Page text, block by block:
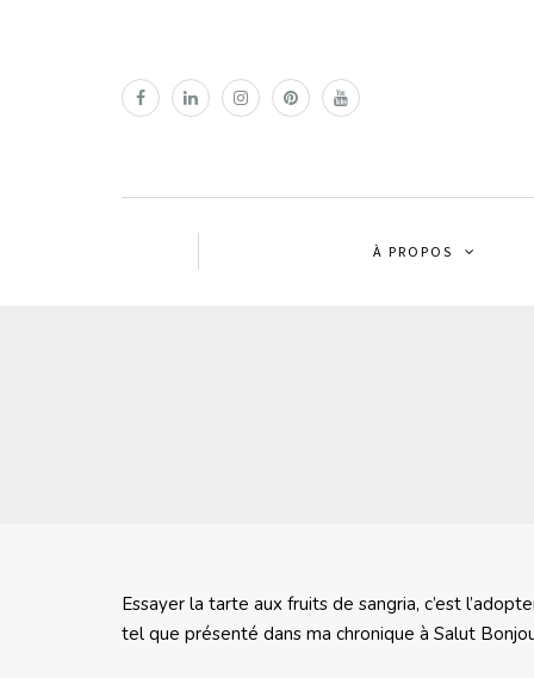
À PROPOS
Essayer la tarte aux fruits de sangria, c’est
tel que présenté dans ma chronique à Salut